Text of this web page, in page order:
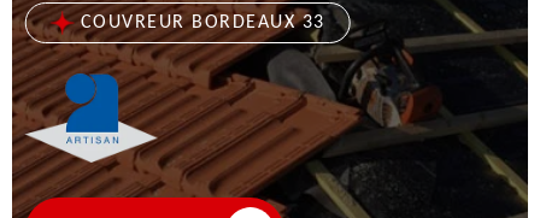
COUVREUR BORDEAUX 33